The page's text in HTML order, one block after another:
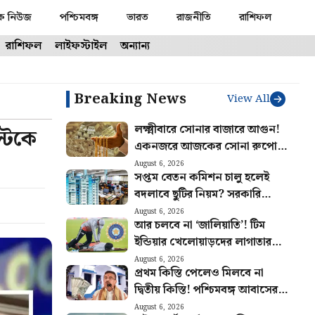
নিউজ পশ্চিমবঙ্গ ভারত রাজনীতি রাশিফল
রাশিফল লাইফস্টাইল অন্যান্য
Breaking News View All
লক্ষ্মীবারে সোনার বাজারে আগুন!
একনজরে আজকের সোনা রুপোর
দাম
August 6, 2026
সপ্তম বেতন কমিশন চালু হলেই
বদলাবে ছুটির নিয়ম? সরকারি
কর্মীদের জন্য বিরাট আপডেট
August 6, 2026
আর চলবে না ‘জালিয়াতি’! টিম
ইন্ডিয়ার খেলোয়াড়দের লাগাতার
চোটে উদ্বিগ্ন হয়ে কড়া পদক্ষেপ
BCCI-র
August 6, 2026
প্রথম কিস্তি পেলেও মিলবে না
দ্বিতীয় কিস্তি! পশ্চিমবঙ্গ আবাসের
টাকা এবার কারা পাবেন না জানুন
August 6, 2026